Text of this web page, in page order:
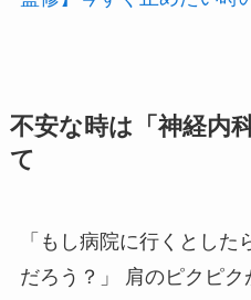
不安な時は「神経内
て
「もし病院に行くとし
だろう？」 肩のピクピ